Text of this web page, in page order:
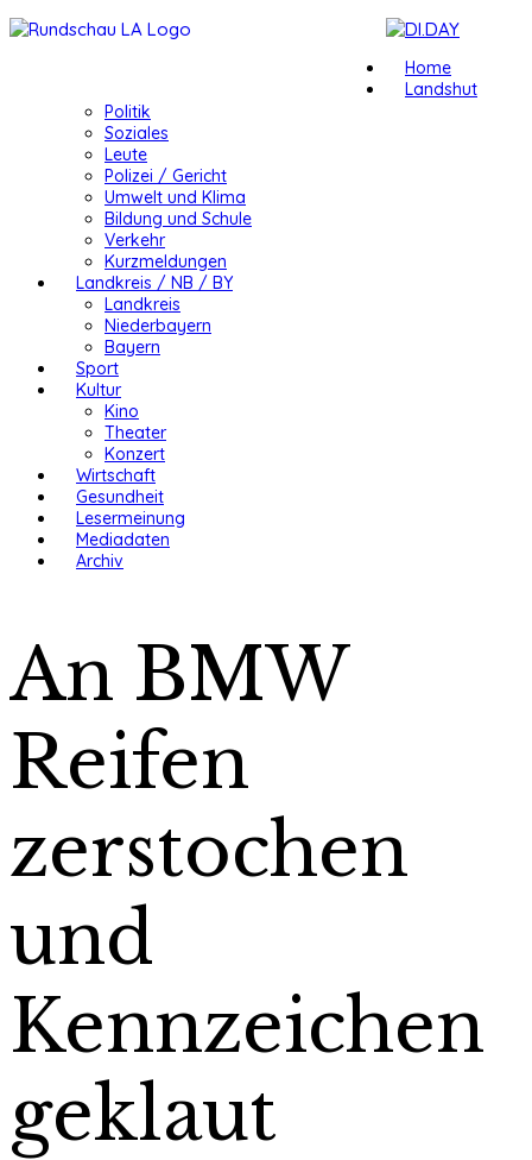
Home
Landshut
Politik
Soziales
Leute
Polizei / Gericht
Umwelt und Klima
Bildung und Schule
Verkehr
Kurzmeldungen
Landkreis / NB / BY
Landkreis
Niederbayern
Bayern
Sport
Kultur
Kino
Theater
Konzert
Wirtschaft
Gesundheit
Lesermeinung
Mediadaten
Archiv
An BMW
Reifen
zerstochen
und
Kennzeichen
geklaut